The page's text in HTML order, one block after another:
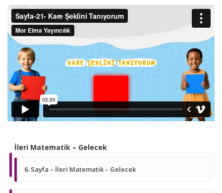
İleri Matematik – Gelecek
6. Sayfa – İleri Matematik – Gelecek